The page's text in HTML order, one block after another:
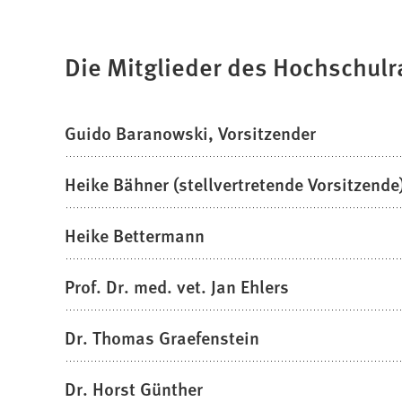
Die Mitglieder des
Guido Baranowski, Vorsitzender
Heike Bähner (stellvertretende
Heike Bettermann
Prof. Dr. med. vet. Jan Ehlers
Dr. Thomas Graefenstein
Dr. Horst Günther